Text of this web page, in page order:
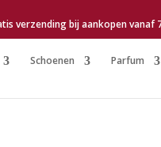
verzending bij aankopen vanaf
Schoenen Parfum